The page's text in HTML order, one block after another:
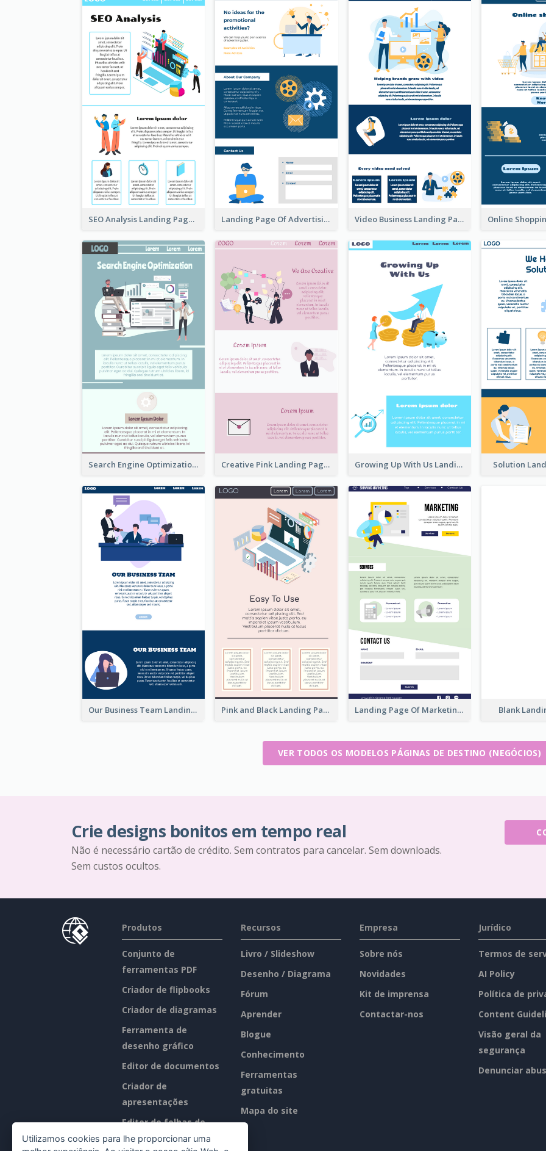
SEO Analysis Landing Page Landing Page Of Advertising Company Video Business Landing Page
Search Engine Optimization Blue Landing Page Creative Pink Landing Page Growing Up With Us Landing Page Solution
Our Business Team Landing Page Pink and Black Landing Page Landing Page Of Marketing Company Blank
VER TODOS OS MODELOS PÁGINAS DE DESTINO (NEGÓCIOS)
Crie designs bonitos em tempo real
Não é necessário cartão de crédito. Sem contratos para cancelar. Sem downloads.
Sem custos ocultos.
Produtos
Conjunto de
ferramentas PDF
Criador de flipbooks
Criador de diagramas
Ferramenta de
desenho gráfico
Editor de documentos
Criador de
apresentações
Editor de folhas de
cálculo
Recursos
Livro / Slideshow
Desenho / Diagrama
Fórum
Aprender
Blogue
Conhecimento
Ferramentas
gratuitas
Mapa do site
Empresa
Sobre nós
Novidades
Kit de imprensa
Contactar-nos
Jurídico
Termos de
AI Policy
Política de
Content
Visão geral da
segurança
Denunciar
Utilizamos cookies para lhe proporcionar uma